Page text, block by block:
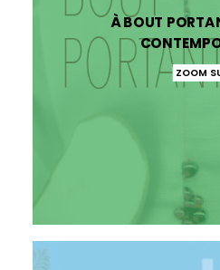
À BOUT
ZOOM